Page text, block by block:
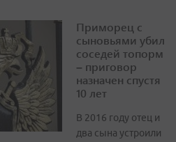
Приморец с
сыновьями убил
соседей топорм
– приговор
назначен спустя
10 лет
В 2016 году отец и
два сына устроили